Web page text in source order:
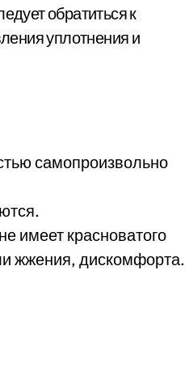
обратиться к
уплотнения и
самопроизвольно
имеет красноватого
жжения, дискомфорта.